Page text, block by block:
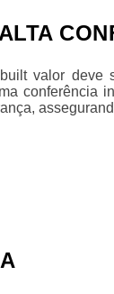
valor deve
conferência